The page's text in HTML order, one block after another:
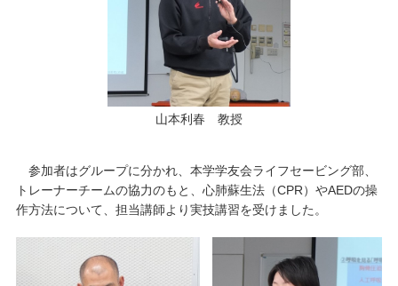
山本利春 教授
参加者はグループに分かれ、本学学友会ライフセービング部、
トレーナーチームの協力のもと、心肺蘇生法（CPR）やAEDの操
作方法について、担当講師より実技講習を受けました。